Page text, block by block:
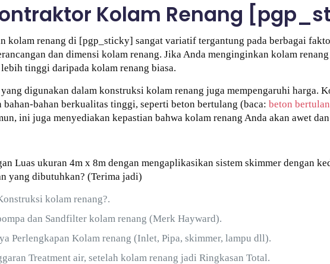
Kolam Renang
kolam renang di [pgp_sticky] sangat variatif tergantung pada berbagai
dan dimensi kolam renang. Jika Anda menginginkan kolam
tinggi daripada kolam renang biasa.
digunakan dalam konstruksi kolam renang juga mempengaruhi harga.
bahan-bahan berkualitas tinggi, seperti beton bertulang (baca:beton
ini juga menyediakan kepastian bahwa kolam renang Anda akan awet
Luas ukuran 4m x 8m dengan mengaplikasikan sistem skimmer dengan
yang dibutuhkan? (Terima jadi)
kolam renang?.
dan Sandfilter kolam renang (Merk Hayward).
Perlengkapan Kolam renang (Inlet, Pipa, skimmer, lampu dll).
Treatment air, setelah kolam renang jadi Ringkasan Total.